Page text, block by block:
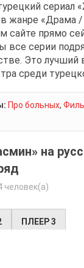
сериал
в жанре «Драма
сайте прямо
все серии
Это лучший
среди
Про больных,
на
человек(а)
ПЛЕЕР 3